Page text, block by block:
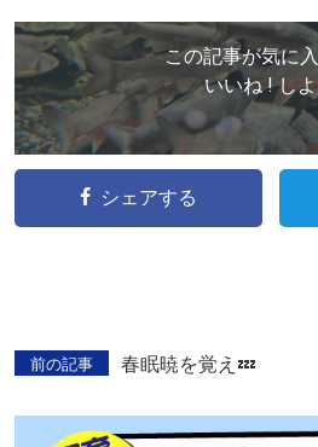
この記事が気に
いいね ! し
シェアする
前の記事 春眠暁を覚え💤